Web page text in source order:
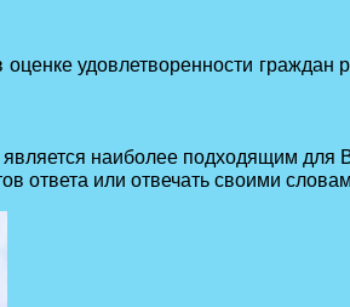
удовлетворенности
наиболее подходящим для
ответа или отвечать своими